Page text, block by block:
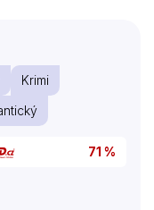
Krimi
71 %